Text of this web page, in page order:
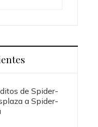
de Spider-
a Spider-